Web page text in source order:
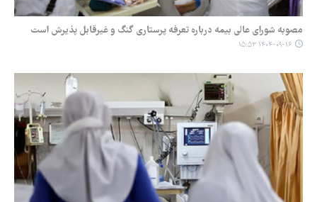
مصوبه شورای عالی بیمه درباره تعرفه پرستاری گنگ و غیرقابل پذیرش است
۱۴۰۴-۰۹-۱۶ ۱۵:۵۳